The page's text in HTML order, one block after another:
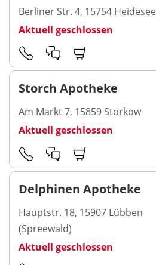
Berliner Str. 4, 15754 Heidesee
Aktuell geschlossen
Storch Apotheke
Am Markt 7, 15859 Storkow
Aktuell geschlossen
Delphinen Apotheke
Hauptstr. 18, 15907 Lübben
(Spreewald)
Aktuell geschlossen